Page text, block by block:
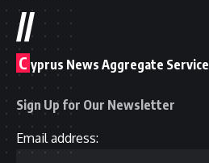
//
C yprus News Aggregate Service
Sign Up for Our Newsletter
Email address: